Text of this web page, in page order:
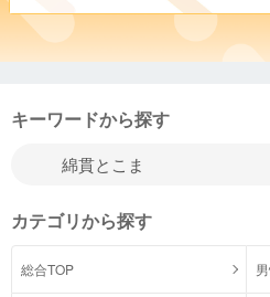
キーワードから探す
カテゴリから探す
総合TOP